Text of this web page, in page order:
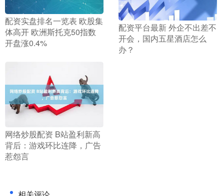
​配资实盘排名一览表 欧股集
体高开 欧洲斯托克50指数
开盘涨0.4%
​配资平台最新 外企不出差不
开会，国内五星酒店怎么
办？
​网络炒股配资 B站盈利新高
背后：游戏环比连降，广告
惹怨言